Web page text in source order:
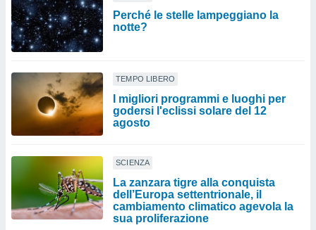
Perché le stelle lampeggiano la
notte?
TEMPO LIBERO
I migliori programmi e luoghi per
godersi l'eclissi solare del 12
agosto
SCIENZA
La zanzara tigre alla conquista
dell’Europa settentrionale, il
cambiamento climatico agevola la
sua proliferazione